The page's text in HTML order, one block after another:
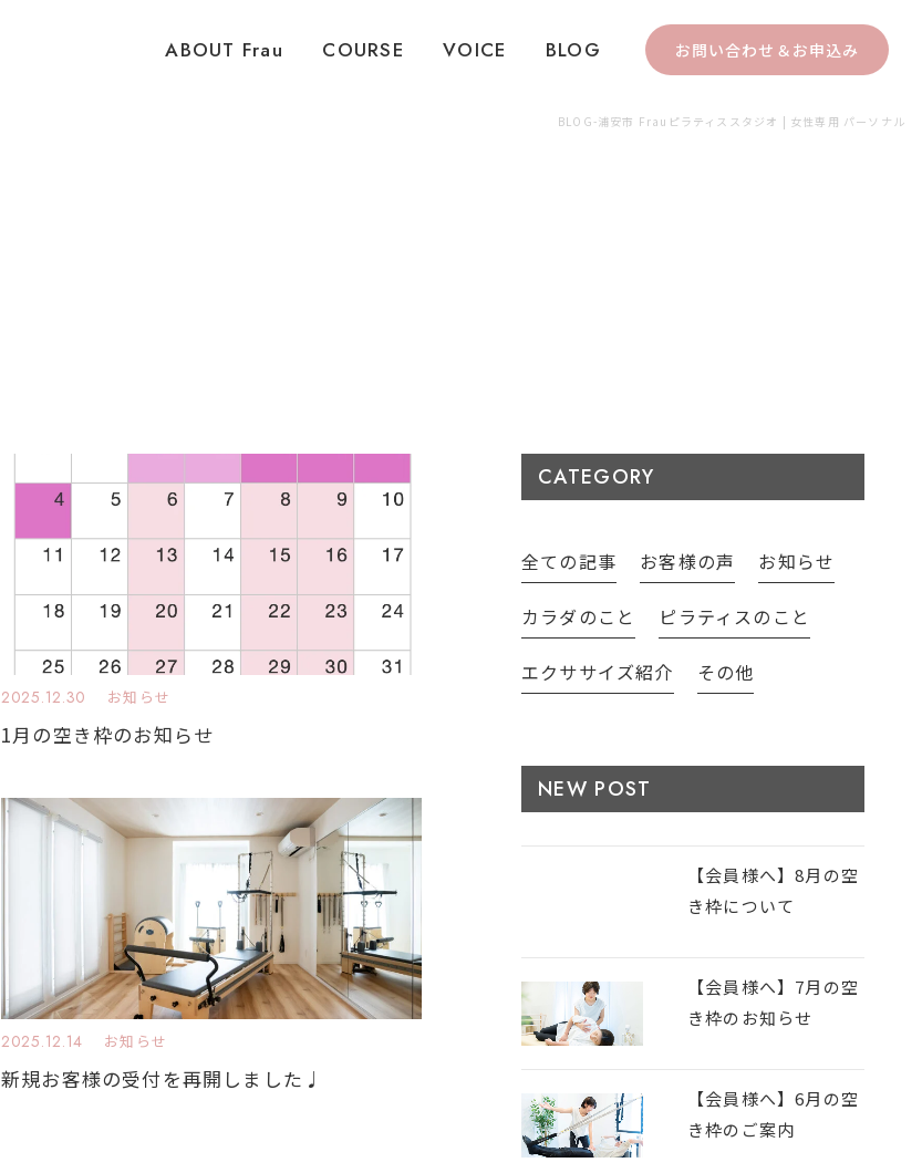
ABOUT Frau
COURSE VOICE BLOG お問い合わせ＆お申込み
BLOG-浦安市 Frauピラティススタジオ | 女性専用 パーソナル
2025.12.30 お知らせ
1月の空き枠のお知らせ
2025.12.14 お知らせ
新規お客様の受付を再開しました♩
CATEGORY
全ての記事 お客様の声 お知らせ
カラダのこと ピラティスのこと
エクササイズ紹介 その他
NEW POST
【会員様へ】8月の空
き枠について
【会員様へ】7月の空
き枠のお知らせ
【会員様へ】6月の空
き枠のご案内